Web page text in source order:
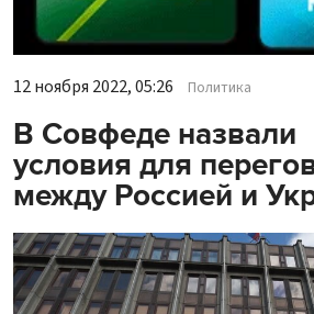
12 ноября 2022, 05:26 Политика
В Совфеде назвали
условия для
между Россией и